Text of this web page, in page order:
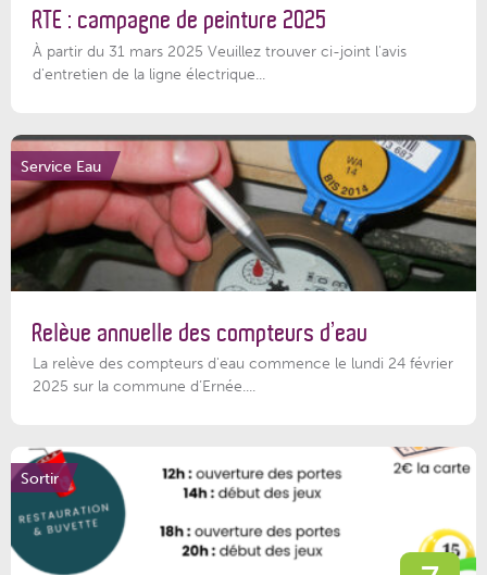
RTE : campagne de peinture 2025
À partir du 31 mars 2025 Veuillez trouver ci-joint l'avis
d'entretien de la ligne électrique...
Service Eau
Relève annuelle des compteurs d’eau
La relève des compteurs d'eau commence le lundi 24 février
2025 sur la commune d’Ernée....
Sortir